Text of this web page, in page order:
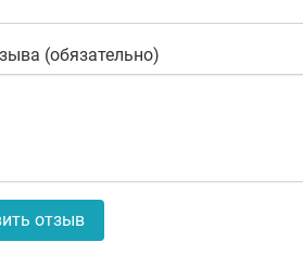
(обязательно)
отзыв